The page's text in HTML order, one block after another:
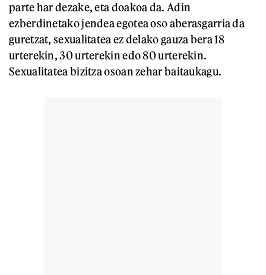
parte har dezake, eta doakoa da. Adin
ezberdinetako jendea egotea oso aberasgarria da
guretzat, sexualitatea ez delako gauza bera 18
urterekin, 30 urterekin edo 80 urterekin.
Sexualitatea bizitza osoan zehar baitaukagu.